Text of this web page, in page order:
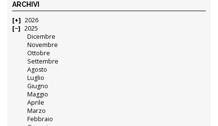
ARCHIVI
2026
2025
Dicembre
Novembre
Ottobre
Settembre
Agosto
Luglio
Giugno
Maggio
Aprile
Marzo
Febbraio